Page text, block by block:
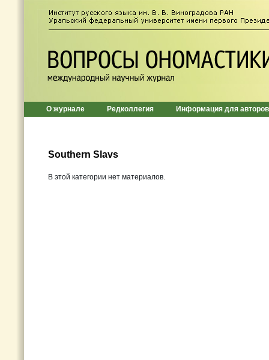
О журнале Редколлегия Информация для авторов
Southern Slavs
В этой категории нет материалов.